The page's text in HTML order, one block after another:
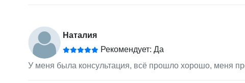
Наталия
Рекомендует: Да
У меня была консультация, всё прошло хорошо, меня